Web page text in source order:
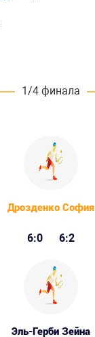
1/4 финала
Дрозденко София
6:0 6:2
Эль-Герби Зейна